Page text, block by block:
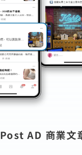
Post AD 商業⽂